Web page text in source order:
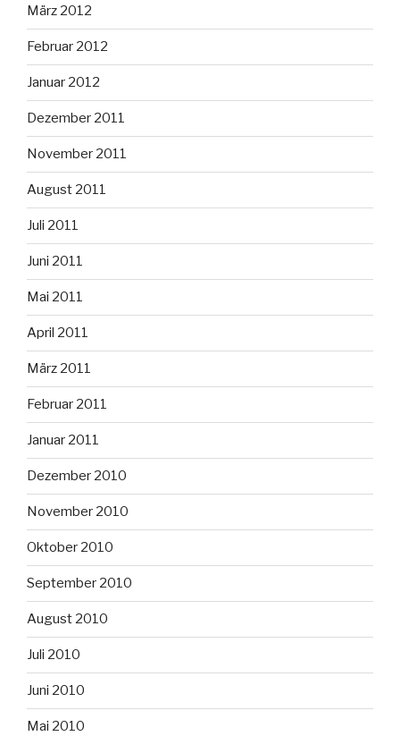
März 2012
Februar 2012
Januar 2012
Dezember 2011
November 2011
August 2011
Juli 2011
Juni 2011
Mai 2011
April 2011
März 2011
Februar 2011
Januar 2011
Dezember 2010
November 2010
Oktober 2010
September 2010
August 2010
Juli 2010
Juni 2010
Mai 2010